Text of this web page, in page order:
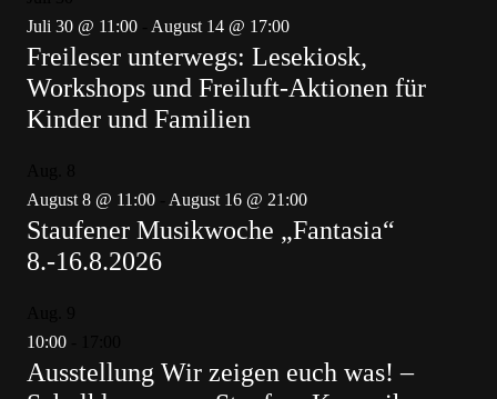
Juli 30 @ 11:00
August 14 @ 17:00
Freileser unterwegs: Lesekiosk,
Workshops und Freiluft-Aktionen für
Kinder und Familien
August 8 @ 11:00
August 16 @ 21:00
Staufener Musikwoche „Fantasia“
8.-16.8.2026
10:00
Ausstellung Wir zeigen euch was! –